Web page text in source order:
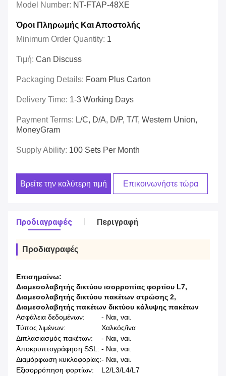
Model Number: NT-FTAP-48XE
Όροι Πληρωμής Και Αποστολής
Minimum Order Quantity: 1
Τιμή: Can Discuss
Packaging Details: Foam Plus Carton
Delivery Time: 1-3 Working Days
Payment Terms: L/C, D/A, D/P, T/T, Western Union,
MoneyGram
Supply Ability: 100 Sets Per Month
Βρείτε την καλύτερη τιμή Επικοινωνήστε τώρα
Προδιαγραφές Περιγραφή
Προδιαγραφές
Επισημαίνω:
Διαμεσολαβητής δικτύου ισορροπίας φορτίου L7,
Διαμεσολαβητής δικτύου πακέτων στρώσης 2,
Διαμεσολαβητής πακέτων δικτύου κάλυψης πακέτων
Ασφάλεια δεδομένων:
- Ναι, ναι.
Τύπος λιμένων:
Χαλκός/ίνα
Διπλασιασμός πακέτων:
- Ναι, ναι.
Αποκρυπτογράφηση SSL: - Ναι, ναι.
Διαμόρφωση κυκλοφορίας:- Ναι, ναι.
Εξισορρόπηση φορτίων:
L2/L3/L4/L7